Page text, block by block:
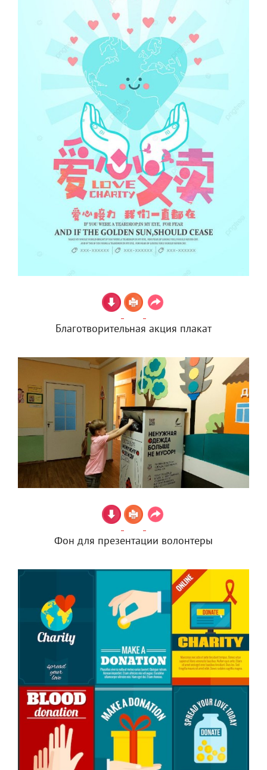
Благотворительная акция плакат
Фон для презентации волонтеры